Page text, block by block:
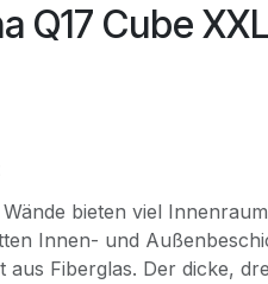
Q17 Cube
bieten viel
Innen- und
aus Fiberglas. Der dicke,